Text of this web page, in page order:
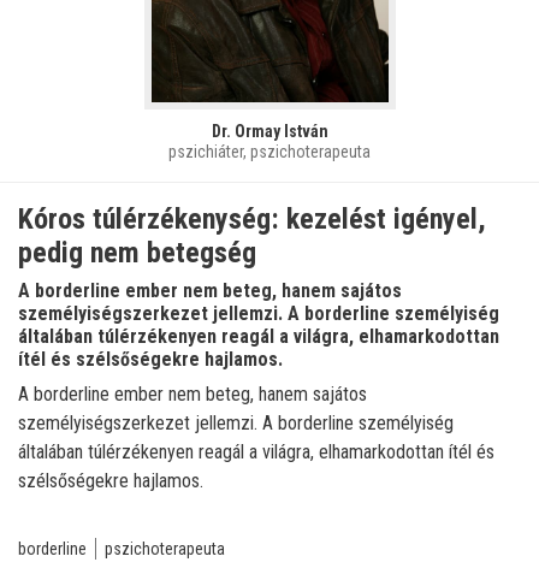
Dr. Ormay István
pszichiáter, pszichoterapeuta
Kóros túlérzékenység: kezelést igényel,
pedig nem betegség
A borderline ember nem beteg, hanem sajátos
személyiségszerkezet jellemzi. A borderline személyiség
általában túlérzékenyen reagál a világra, elhamarkodottan
ítél és szélsőségekre hajlamos.
A borderline ember nem beteg, hanem sajátos
személyiségszerkezet jellemzi. A borderline személyiség
általában túlérzékenyen reagál a világra, elhamarkodottan ítél és
szélsőségekre hajlamos.
borderline pszichoterapeuta